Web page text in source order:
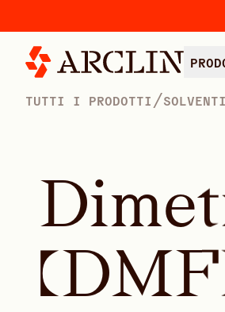
TUTTI I PRODOTTI /SOLVENTI
Dimet
(DMF